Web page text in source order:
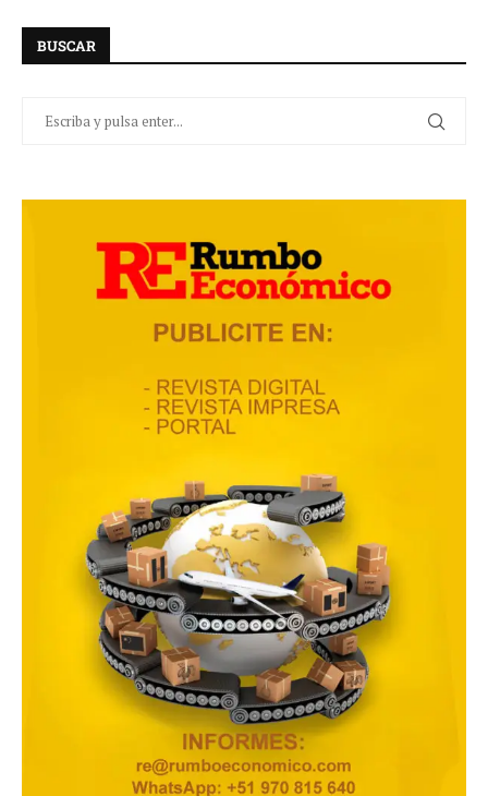
BUSCAR